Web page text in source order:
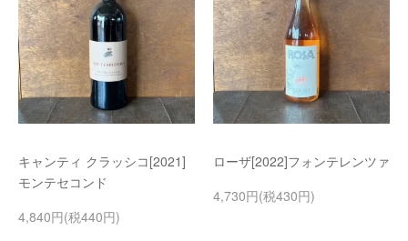
キャンティ クラッシコ[2021]
モンテセコンド
4,840円(税440円)
ローザ[2022]フォンテレンツァ
4,730円(税430円)